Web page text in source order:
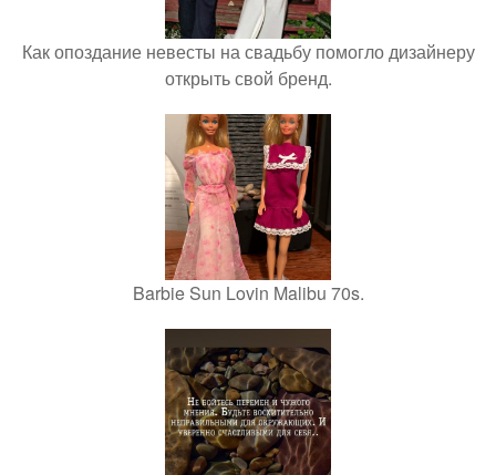
Как опоздание невесты на свадьбу помогло дизайнеру
открыть свой бренд.
Barbie Sun Lovin Malibu 70s.